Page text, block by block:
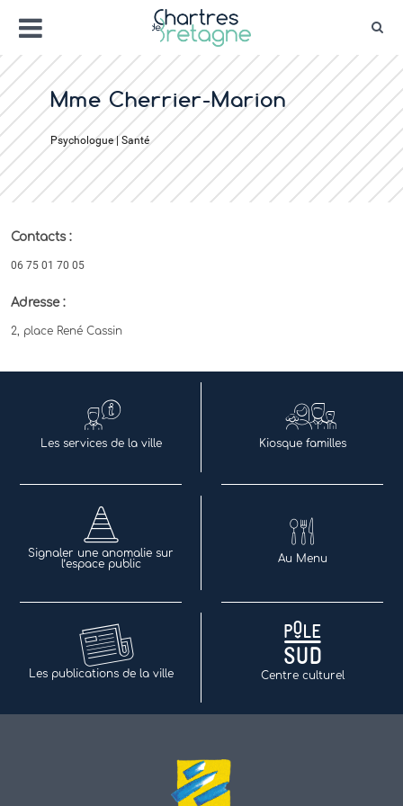
contenu
Menu
Bienvenue sur le site de la ville de
Ville Zéro phyto / 4 fleurs
Mme Cherrier-Marion
Psychologue | Santé
Contacts :
06 75 01 70 05
Adresse :
2, place René Cassin
Les services de la ville Kiosque familles
Signaler une anomalie sur
l’espace public
Au Menu
Les publications de la ville Centre culturel